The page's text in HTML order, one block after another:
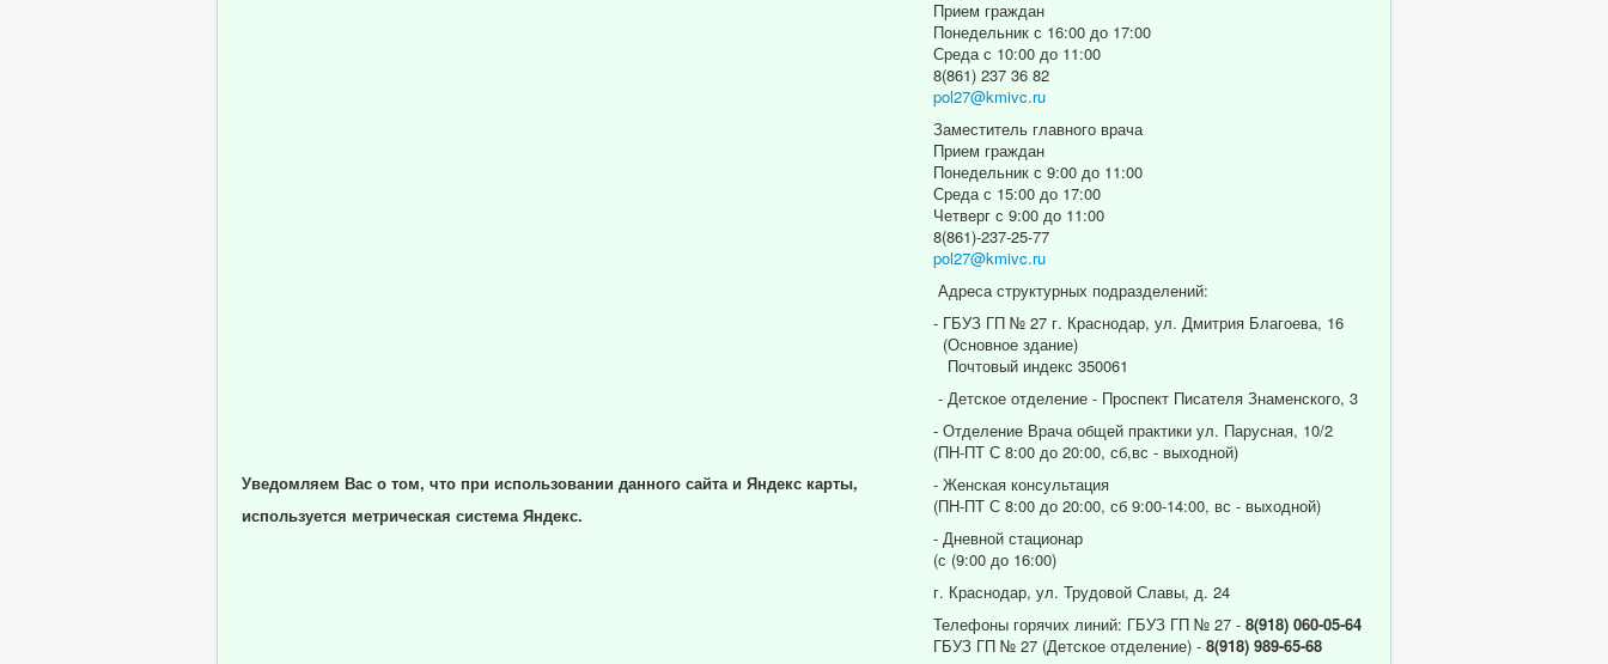
Уведомляем Вас о том, что при использовании данного сайта и Яндекс карты,
используется метрическая система Яндекс.
Прием граждан
Понедельник с 16:00 до 17:00
Среда с 10:00 до 11:00
8(861) 237 36 82
pol27@kmivc.ru
Заместитель главного врача
Прием граждан
Понедельник с 9:00 до 11:00
Среда с 15:00 до 17:00
Четверг с 9:00 до 11:00
8(861)-237-25-77
pol27@kmivc.ru
Адреса структурных подразделений:
- ГБУЗ ГП № 27 г. Краснодар, ул. Дмитрия Благоева, 16
(Основное здание)
Почтовый индекс 350061
- Детское отделение - Проспект Писателя Знаменского, 3
- Отделение Врача общей практики ул. Парусная, 10/2
(ПН-ПТ С 8:00 до 20:00, сб,вс - выходной)
- Женская консультация
(ПН-ПТ С 8:00 до 20:00, сб 9:00-14:00, вс - выходной)
- Дневной стационар
(с (9:00 до 16:00)
г. Краснодар, ул. Трудовой Славы, д. 24
Телефоны горячих линий: ГБУЗ ГП № 27 - 8(918) 060-05-64
ГБУЗ ГП № 27 (Детское отделение) - 8(918) 989-65-68